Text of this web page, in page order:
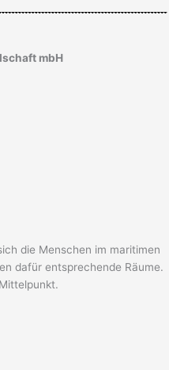
mbH
die Menschen im maritimen
dafür entsprechende Räume.